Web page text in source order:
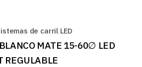
de carril LED
MATE 15-60∅ LED
REGULABLE